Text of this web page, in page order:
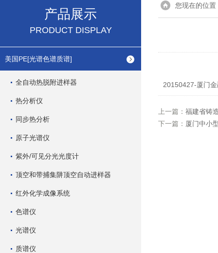
产品展示
PRODUCT DISPLAY
美国PE[光谱色谱质谱]
全自动热脱附进样器
热分析仪
同步热分析
原子光谱仪
紫外/可见分光光度计
顶空和带捕集阱顶空自动进样器
红外化学成像系统
色谱仪
光谱仪
质谱仪
您现在的位置
20150427-厦门
上一篇： 福建省铸
下一篇： 厦门中小